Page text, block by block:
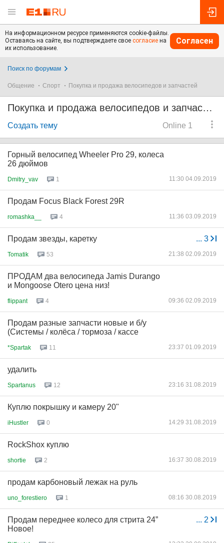
На информационном ресурсе применяются cookie-файлы.
Оставаясь на сайте, вы подтверждаете свое согласие на
их использование.
Согласен
Поиск по форумам
Общение Спорт Покупка и продажа велосипедов и запчастей
Покупка и продажа велосипедов и запчастей
Online 1
Создать тему
Горный велосипед Wheeler Pro 29, колеса
26 дюймов
Dmitry_vav 1 11:30 04.09.2019
Продам Focus Black Forest 29R
romashka__ 4 11:36 03.09.2019
... 3
Продам звезды, каретку
Tomatik 53 21:38 02.09.2019
ПРОДАМ два велосипеда Jamis Durango
и Mongoose Otero цена низ!
flippant 4 09:36 02.09.2019
Продам разные запчасти новые и б/у
(Системы / колёса / тормоза / кассе
*Spartak 11 23:37 01.09.2019
удалить
Spartanus 12 23:16 31.08.2019
Куплю покрышку и камеру 20"
iHustler 0 14:29 31.08.2019
RockShox куплю
shortie 2 16:37 30.08.2019
продам карбоновый лежак на руль
uno_forestiero 1 08:16 30.08.2019
... 2
Продам переднее колесо для стрита 24”
Новое!